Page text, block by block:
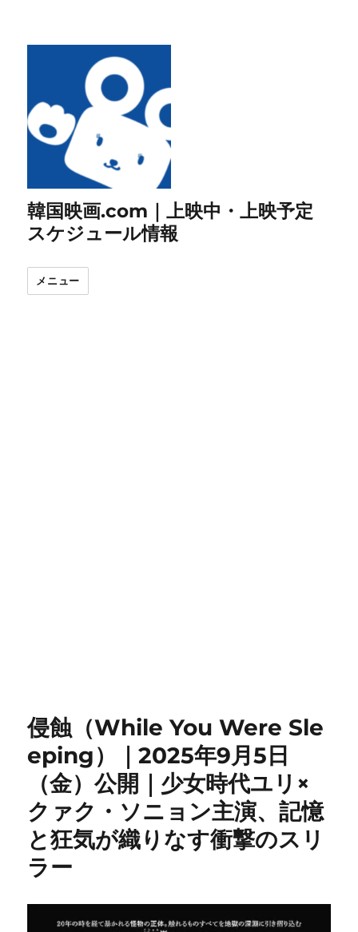
韓国映画.com｜上映中・上映予定
スケジュール情報
メニュー
侵蝕（While You Were Sle
eping）｜2025年9月5日
（金）公開｜少女時代ユリ×
クァク・ソニョン主演、記憶
と狂気が織りなす衝撃のスリ
ラー